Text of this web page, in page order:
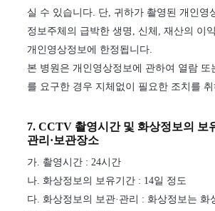
실 수 있습니다. 단, 귀하가 촬영된 개인영
정보주체의 급박한 생명, 신체, 재산의 이
개인영상정보에 한정됩니다.
본 병원은 개인영상정보에 관하여 열람 또
를 요구한 경우 지체없이 필요한 조치를 취
7. CCTV 촬영시간 및 화상정보의 보
관리·보관장소
가. 촬영시간 : 24시간
나. 화상정보의 보유기간 : 14일 정도
다. 화상정보의 보관·관리 : 화상정보는 화